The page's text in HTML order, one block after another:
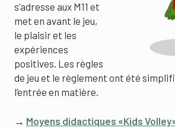
s’adresse aux M11 et
met en avant le jeu,
le plaisir et les
expériences
positives. Les règles
de jeu et le règlement ont été
l’entrée en matière.
→ Moyens didactiques «Kids